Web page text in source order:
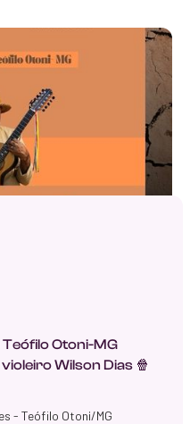
Teófilo Otoni-MG
Wilson Dias 🍿
- Teófilo Otoni/MG